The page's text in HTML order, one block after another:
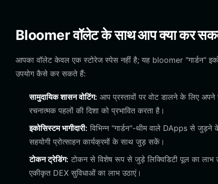
Bloomer वॉलेट के साथ आप क्या कर
आपका वॉलेट केवल एक स्टोरेज स्पेस नहीं है; यह bloomer "गार्डन"
उपयोग कैसे कर सकते हैं:
सामुदायिक शासन वोटिंग: आप प्रस्तावों पर वोट डालने के लिए
रचनात्मक पहलों की दिशा को प्रभावित करता है।
इकोसिस्टम भागीदारी: विभिन्न "गार्डन"-थीम वाले DApps से
सहयोगी प्रोत्साहन कार्यक्रमों के साथ जुड़ सकें।
टोकन ट्रेडिंग: टोकन से विशेष रूप से जुड़े लिक्विडिटी पूल का
एकीकृत DEX सुविधाओं का लाभ उठाएं।